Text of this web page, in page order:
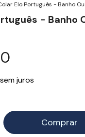
Elo Português - Banho
- Banho
sem juros